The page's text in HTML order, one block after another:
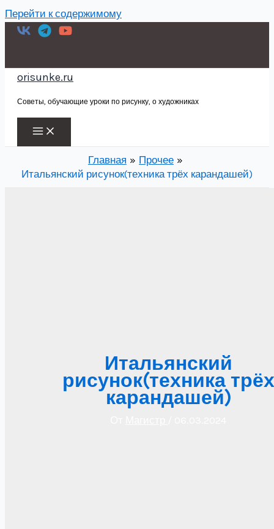
Перейти к содержимому
orisunke.ru
Советы, обучающие уроки по рисунку, о художниках
Главная
Прочее
Итальянский рисунок(техника трёх карандашей)
Итальянский
рисунок(техника трёх
карандашей)